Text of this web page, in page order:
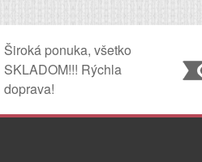
Široká ponuka, všetko
SKLADOM!!! Rýchla
doprava!